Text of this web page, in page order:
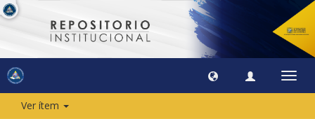
Ver ítem